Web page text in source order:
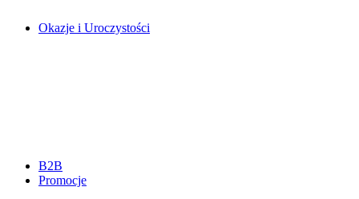
Okazje i Uroczystości
B2B
Promocje